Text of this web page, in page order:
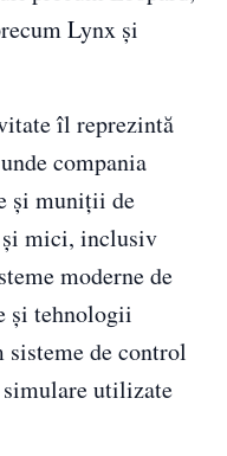
Lynx și
îl reprezintă
compania
și muniții de
mici, inclusiv
moderne de
și tehnologii
de control
utilizate